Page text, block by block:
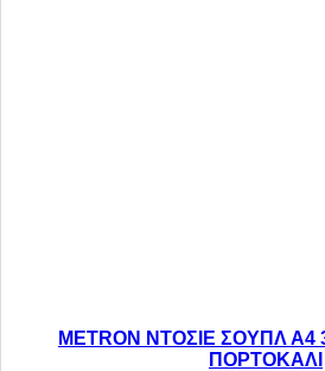
METRON ΝΤΟΣΙΕ ΣΟΥΠΛ Α4
ΠΟΡΤΟΚΑΛΙ